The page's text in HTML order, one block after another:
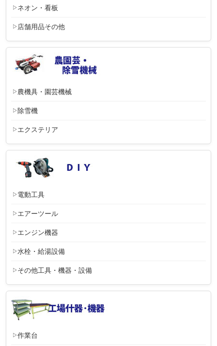
ネオン・看板
店舗用品その他
農機具・園芸機械
除雪機
エクステリア
電動工具
エアーツール
エンジン機器
水栓・給湯設備
その他工具・機器・設備
作業台